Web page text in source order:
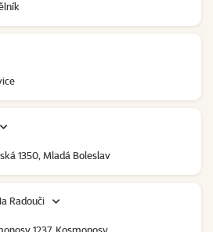
1350, Mladá Boleslav
Radouči